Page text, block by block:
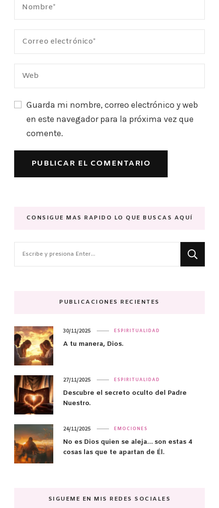
Guarda mi nombre, correo electrónico y web
en este navegador para la próxima vez que
comente.
CONSIGUE MAS RAPIDO LO QUE BUSCAS AQUÍ
PUBLICACIONES RECIENTES
ESPIRITUALIDAD
A tu manera, Dios.
30/11/2025
ESPIRITUALIDAD
Descubre el secreto oculto del Padre
Nuestro.
27/11/2025
EMOCIONES
No es Dios quien se aleja… son estas 4
cosas las que te apartan de Él.
24/11/2025
SIGUEME EN MIS REDES SOCIALES